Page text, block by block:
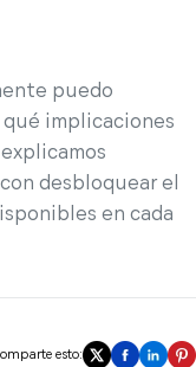
puedo
implicaciones
desbloquear el
en cada
esto: